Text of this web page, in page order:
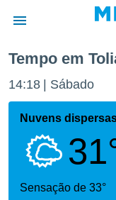
da
foi
fornecidas
a este
Tempo em
14:18 Sábado
Nuvens
Sensação de 33°